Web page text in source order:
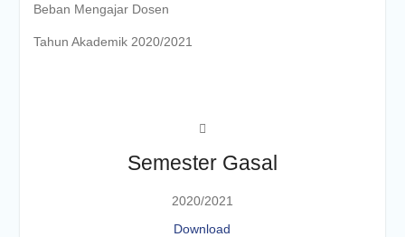
Beban Mengajar Dosen
Tahun Akademik 2020/2021
Semester Gasal
2020/2021
Download